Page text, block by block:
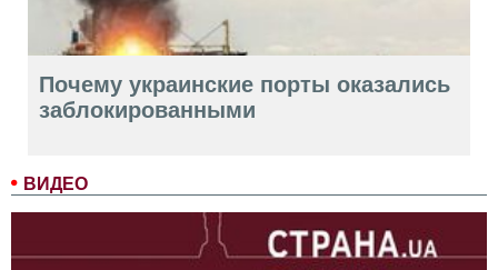
ВИДЕО
Почему украинские порты оказались
заблокированными